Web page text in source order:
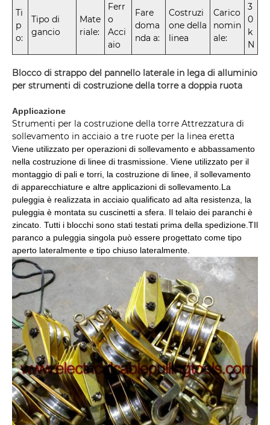
Ti
p
o:
Tipo di
gancio
Mate
riale:
Ferr
o
Acci
aio
Fare
doma
nda a:
Costruzi
one della
linea
Carico
nomin
ale:
3
0
k
N
Blocco di strappo del pannello laterale in lega di alluminio
per strumenti di costruzione della torre a doppia ruota
Applicazione
Strumenti per la costruzione della torre Attrezzatura di
sollevamento in acciaio a tre ruote per la linea eretta
Viene utilizzato per operazioni di sollevamento e abbassamento
nella costruzione di linee di trasmissione. Viene utilizzato per il
montaggio di pali e torri, la costruzione di linee, il sollevamento
di apparecchiature e altre applicazioni di sollevamento. La
puleggia è realizzata in acciaio qualificato ad alta resistenza, la
puleggia è montata su cuscinetti a sfera. Il telaio dei paranchi è
zincato. Tutti i blocchi sono stati testati prima della spedizione.TIl
paranco a puleggia singola può essere progettato come tipo
aperto lateralmente e tipo chiuso lateralmente.